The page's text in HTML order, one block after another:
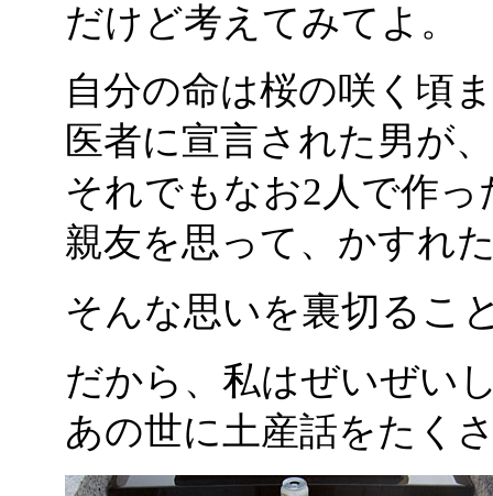
だけど考えてみてよ。
自分の命は桜の咲く頃
医者に宣言された男が、
それでもなお2人で作っ
親友を思って、かすれ
そんな思いを裏切るこ
だから、私はぜいぜい
あの世に土産話をたく